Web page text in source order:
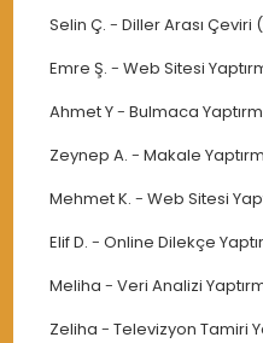
Selin Ç. -Diller Arası Çeviri
Emre Ş. -Web Sitesi
Ahmet Y-Bulmaca
Zeynep A. -Makale
Mehmet K. -Web Sitesi
Elif D. -Online Dilekçe
Meliha -Veri Analizi
Zeliha -Televizyon Tamiri